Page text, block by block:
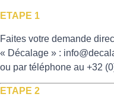
ETAPE 1
Faites votre demande
« Décalage » :
ou par téléphone au +32
ETAPE 2